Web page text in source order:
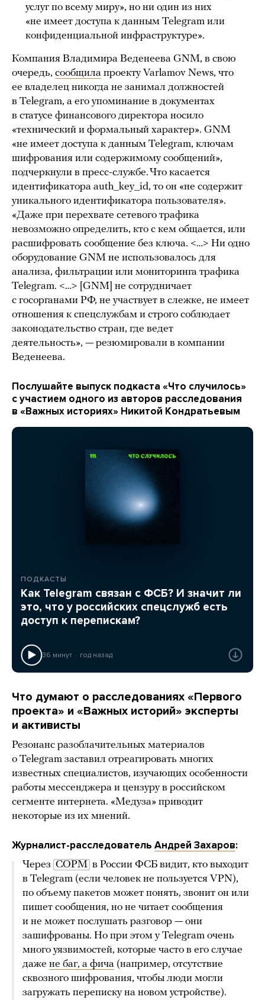
услуг по всему миру», но ни один из них
«не имеет доступа к данным Telegram или
конфиденциальной инфраструктуре».
Компания Владимира Веденеева GNM, в свою
очередь, сообщила проекту Varlamov News, что
ее владелец никогда не занимал должностей
в Telegram, а его упоминание в документах
в статусе финансового директора носило
«технический и формальный характер». GNM
«не имеет доступа к данным Telegram, ключам
шифрования или содержимому сообщений»,
подчеркнули в пресс-службе. Что касается
идентификатора auth_key_id, то он «не содержит
уникального идентификатора пользователя».
«Даже при перехвате сетевого трафика
невозможно определить, кто с кем общается, или
расшифровать сообщение без ключа. <…> Ни одно
оборудование GNM не использовалось для
анализа, фильтрации или мониторинга трафика
Telegram. <…> [GNM] не сотрудничает
с госорганами РФ, не участвует в слежке, не имеет
отношения к спецслужбам и строго соблюдает
законодательство стран, где ведет
деятельность», — резюмировали в компании
Веденеева.
Послушайте выпуск подкаста «Что случилось»
с участием одного из авторов расследования
в «Важных историях» Никитой Кондратьевым
ПОДКАСТЫ
Как Telegram связан с ФСБ? И значит ли
это, что у российских спецслужб есть
доступ к перепискам?
36 минут год назад
Что думают о расследованиях «Первого
проекта» и «Важных историй» эксперты
и активисты
Резонанс разоблачительных материалов
о Telegram заставил отреагировать многих
известных специалистов, изучающих особенности
работы мессенджера и цензуру в российском
сегменте интернета. «Медуза» приводит
некоторые из их мнений.
Журналист-расследователь Андрей Захаров:
Через СОРМ в России ФСБ видит, кто выходит
в Telegram (если человек не пользуется VPN),
по объему пакетов может понять, звонит он или
пишет сообщения, но не читает сообщения
и не может послушать разговор — они
зашифрованы. Но при этом у Telegram очень
много уязвимостей, которые часто в его случае
даже не баг, а фича (например, отсутствие
сквозного шифрования, чтобы люди могли
загружать переписку на новом устройстве).